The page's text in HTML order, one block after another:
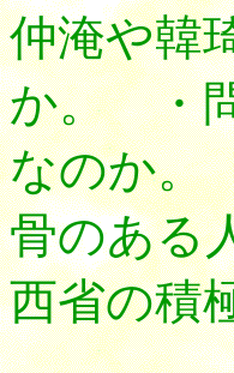
仲淹や韓
か。 ・
なのか。
骨のある
西省の積